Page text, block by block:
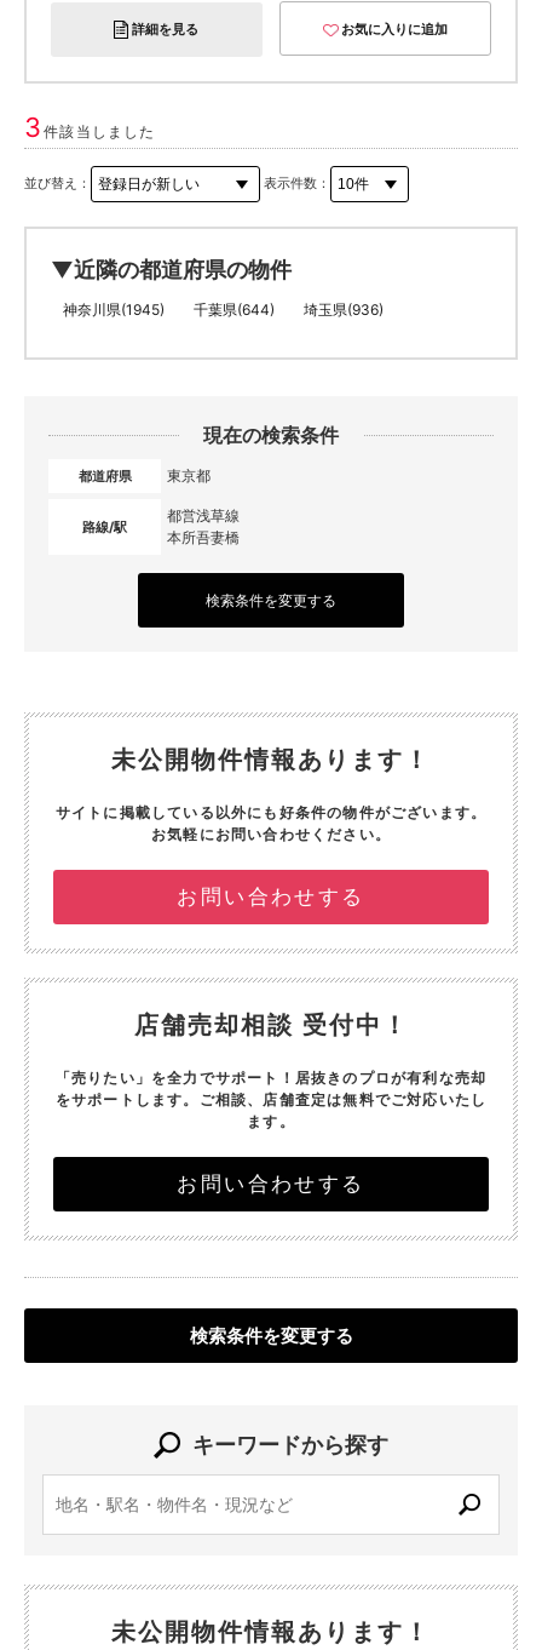
詳細を見る お気に入りに追加
3件該当しました
並び替え： 表示件数：
▼近隣の都道府県の物件
神奈川県(1945) 千葉県(644) 埼玉県(936)
現在の検索条件
都道府県 東京都
路線/駅
都営浅草線
本所吾妻橋
検索条件を変更する
未公開物件情報あります！
サイトに掲載している以外にも好条件の物件がございます。
お気軽にお問い合わせください。
お問い合わせする
店舗売却相談 受付中！
「売りたい」を全力でサポート！ 居抜きのプロが有利な売却
をサポートします。 ご相談、店舗査定は無料でご対応いたし
ます。
お問い合わせする
検索条件を変更する
キーワードから探す
未公開物件情報あります！